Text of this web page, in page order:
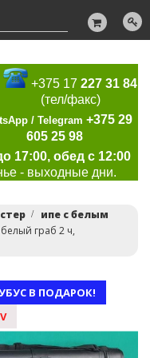
+375 17227 31 84
(тел/факс)
/ Telegram +375 29
605 25 98
17:00, обед с 12:00
- выходные дни.
ипе с белым
граб 2 ч,
В ПОДАРОК!